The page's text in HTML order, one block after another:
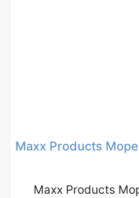
Maxx Products
Maxx Products